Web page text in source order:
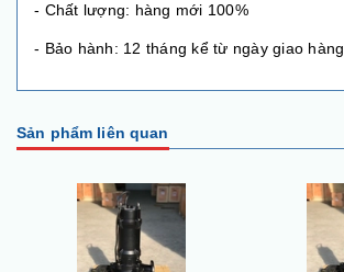
- Chất lượng: hàng mới 100%
- Bảo hành: 12 tháng kể từ ngày giao hàng
Sản phẩm liên quan